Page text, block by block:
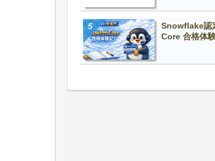
Snowflake認
Core 合格体